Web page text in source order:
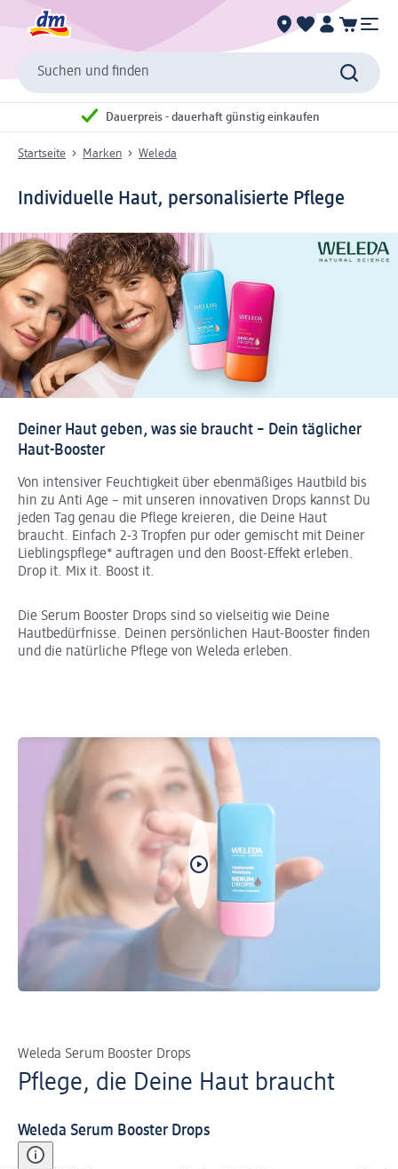
Suchen und finden
Dauerpreis - dauerhaft günstig einkaufen
Startseite Marken Weleda
Individuelle Haut, personalisierte Pflege
Deiner Haut geben, was sie braucht – Dein täglicher
Haut-Booster
Von intensiver Feuchtigkeit über ebenmäßiges Hautbild bis
hin zu Anti Age – mit unseren innovativen Drops kannst Du
jeden Tag genau die Pflege kreieren, die Deine Haut
braucht. Einfach 2-3 Tropfen pur oder gemischt mit Deiner
Lieblingspflege* auftragen und den Boost-Effekt erleben.
Drop it. Mix it. Boost it.
Die Serum Booster Drops sind so vielseitig wie Deine
Hautbedürfnisse. Deinen persönlichen Haut-Booster finden
und die natürliche Pflege von Weleda erleben.
Weleda Serum Booster Drops
Pflege, die Deine Haut braucht
Weleda Serum Booster Drops